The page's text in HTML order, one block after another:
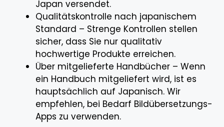
Japan versendet.
Qualitätskontrolle nach japanischem
Standard – Strenge Kontrollen stellen
sicher, dass Sie nur qualitativ
hochwertige Produkte erreichen.
Über mitgelieferte Handbücher – Wenn
ein Handbuch mitgeliefert wird, ist es
hauptsächlich auf Japanisch. Wir
empfehlen, bei Bedarf Bildübersetzungs-
Apps zu verwenden.